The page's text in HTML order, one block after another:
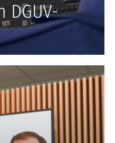
DGUV-